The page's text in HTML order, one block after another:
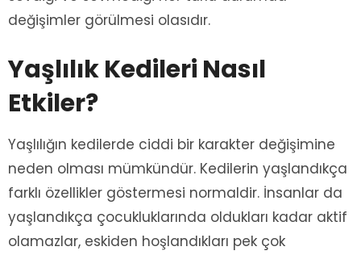
değişimler görülmesi olasıdır.
Yaşlılık Kedileri Nasıl
Etkiler?
Yaşlılığın kedilerde ciddi bir karakter değişimine
neden olması mümkündür. Kedilerin yaşlandıkça
farklı özellikler göstermesi normaldir. İnsanlar da
yaşlandıkça çocukluklarında oldukları kadar aktif
olamazlar, eskiden hoşlandıkları pek çok